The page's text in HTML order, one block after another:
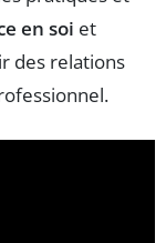
en soi et
des relations